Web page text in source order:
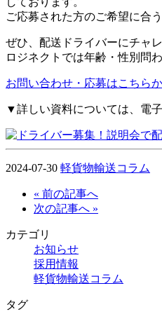
ご応募された方のご希望に合
ぜひ、配送ドライバーにチャ
ロジネクトでは年齢・性別問
お問い合わせ・応募はこちら
▼詳しい資料については、電
2024-07-30 軽貨物輸送コラム
« 前の記事へ
次の記事へ »
カテゴリ
お知らせ
採用情報
軽貨物輸送コラム
タグ